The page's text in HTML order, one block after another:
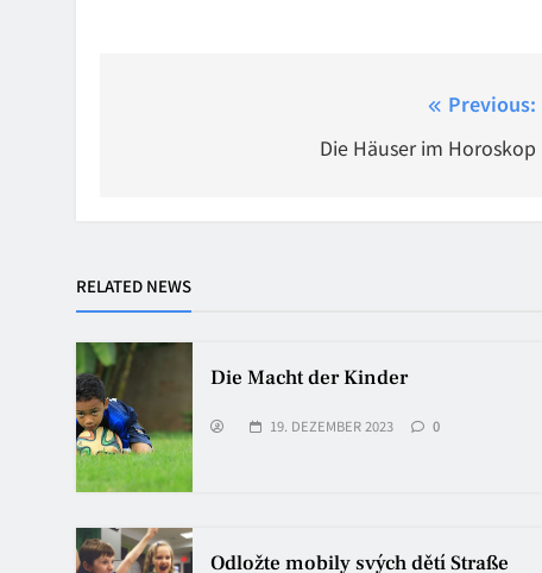
Previous:
Die Häuser im Horoskop
RELATED NEWS
Die Macht der Kinder
19. DEZEMBER 2023 0
Odložte mobily svých dětí Straße